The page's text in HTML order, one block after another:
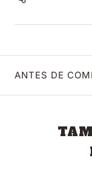
ANTES DE